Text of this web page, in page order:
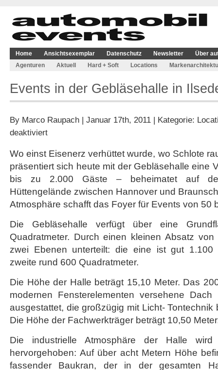
Home Ansichtsexemplar Datenschutz Newsletter
Über
Agenturen
Aktuell Hard + Soft Locations
Events in der Gebläsehalle in
By Marco Raupach | Januar 17th, 2011 | Kategorie:
deaktiviertfür
der
Gebläsehalle
Ilsede
Wo einst Eisenerz verhüttet wurde, wo Schlote
präsentiert sich heute mit der Gebläsehalle eine
bis zu 2.000 Gäste – beheimatet auf
Hüttengelände zwischen Hannover und
Atmosphäre schafft das Foyer für Events von 50
Die Gebläsehalle verfügt über eine
Quadratmeter. Durch einen kleinen Absatz
zwei Ebenen unterteilt: die eine ist gut 1.100
zweite rund 600 Quadratmeter.
Die Höhe der Halle beträgt 15,10 Meter. Das
modernen Fensterelementen versehene
ausgestattet, die großzügig mit Licht-
Die Höhe der Fachwerkträger beträgt 10,50
Die industrielle Atmosphäre der Halle
hervorgehoben: Auf über acht Metern Höhe
fassender Baukran, der in der gesamten